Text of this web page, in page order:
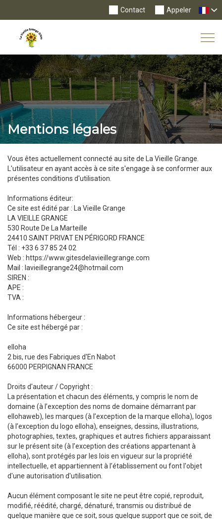
Appeler
Contact
Mentions légales
Vous êtes actuellement connecté au site de La Vieille Grange.
L'utilisateur en ayant accès à ce site s'engage à se conformer aux
présentes conditions d'utilisation.
Informations éditeur:
Ce site est édité par : La Vieille Grange
LA VIEILLE GRANGE
530 Route De La Marteille
24410 SAINT PRIVAT EN PÉRIGORD FRANCE
Tél : +33 6 37 85 24 02
Web : https://www.gitesdelavieillegrange.com
Mail : lavieillegrange24@hotmail.com
SIREN :
APE :
TVA :
Informations hébergeur :
Ce site est hébergé par :
elloha
2 bis, rue des Fabriques d'En Nabot
66000 PERPIGNAN FRANCE
Droits d'auteur / Copyright :
La présentation et chacun des éléments, y compris le nom de
domaine (à l’exception des noms de domaine démarrant par
ellohaweb), les marques (à l’exception de la marque elloha), logos
(à l’exception du logo elloha), enseignes, dessins, illustrations,
photographies, textes, graphiques et autres fichiers apparaissant
sur le présent site (à l’exception des créations appartenant à
elloha), sont protégés par les lois en vigueur sur la propriété
intellectuelle, et appartiennent à l’établissement ou font l'objet
d'une autorisation d'utilisation.
Aucun élément composant le site ne peut être copié, reproduit,
modifié, réédité, chargé, dénaturé, transmis ou distribué de
quelque manière que ce soit, sous quelque support que ce soit, de